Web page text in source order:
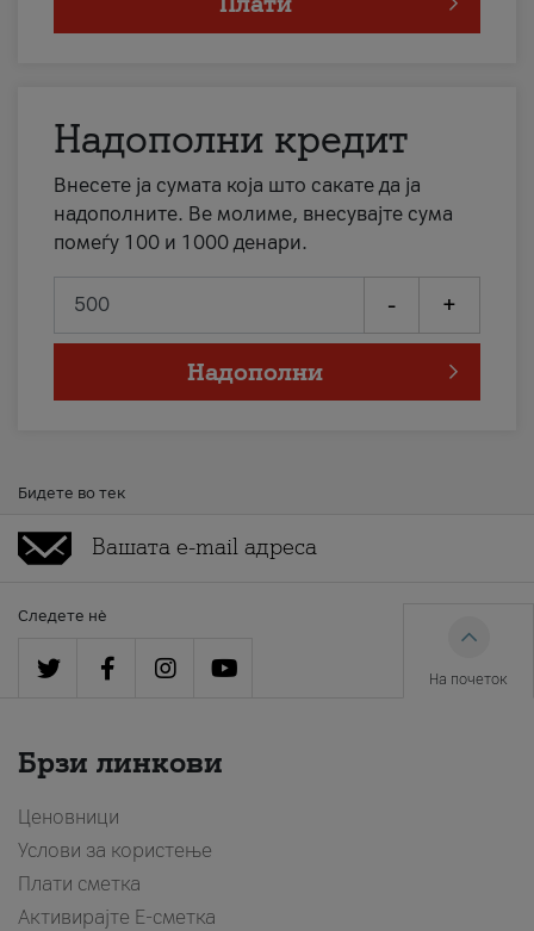
Надополни кредит
Внесете ја сумата која што сакате да ја
надополните. Ве молиме, внесувајте сума
помеѓу 100 и 1000 денари.
- +
Надополни
Бидете во тек
Следете нè
На почеток
Брзи линкови
Ценовници
Услови за користење
Плати сметка
Активирајте Е-сметка